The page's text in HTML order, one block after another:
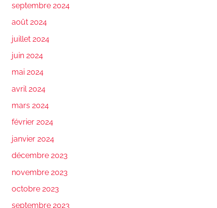
septembre 2024
août 2024
juillet 2024
juin 2024
mai 2024
avril 2024
mars 2024
février 2024
janvier 2024
décembre 2023
novembre 2023
octobre 2023
septembre 2023